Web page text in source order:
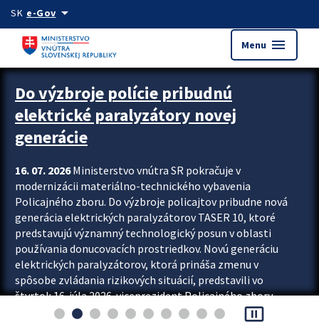
Preskocit na hlavný obsah
SK e-Govarrow_drop_down
Menu menu
Zastavit automatický posun upútavok
Do výzbroje polície pribudnú
elektrické paralyzátory novej
generácie
16. 07. 2026Ministerstvo vnútra SR pokračuje v
modernizácii materiálno-technického vybavenia
Policajného zboru. Do výzbroje policajtov pribudne nová
generácia elektrických paralyzátorov TASER 10, ktoré
predstavujú významný technologický posun v oblasti
používania donucovacích prostriedkov. Novú generáciu
elektrických paralyzátorov, ktorá prináša zmenu v
spôsobe zvládania rizikových situácií, predstavili vo
štvrtok 16. júla 2026 viceprezident Policajného zboru
Rastislav Polakovič a riaditeľ odboru výcviku...
pause_presentation